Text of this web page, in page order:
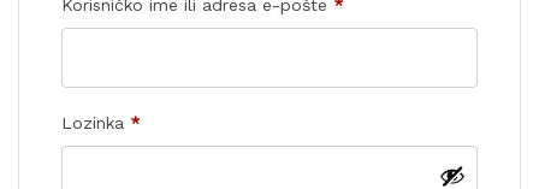
Korisničko ime ili adresa e-pošte *Obvezno
Lozinka *Obvezno